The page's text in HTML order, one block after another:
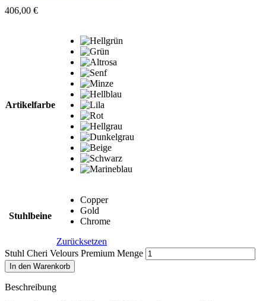
406,00 €
Artikelfarbe
Stuhlbeine
Copper
Gold
Chrome
Zurücksetzen
Stuhl Cheri Velours Premium Menge
In den Warenkorb
Beschreibung